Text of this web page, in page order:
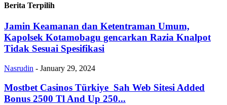
Berita Terpilih
Jamin Keamanan dan Ketentraman Umum,
Kapolsek Kotamobagu gencarkan Razia Knalpot
Tidak Sesuai Spesifikasi
Nasrudin - January 29, 2024
Mostbet Casinos Türkiye ️ Sah Web Sitesi Added
Bonus 2500 Tl And Up 250...